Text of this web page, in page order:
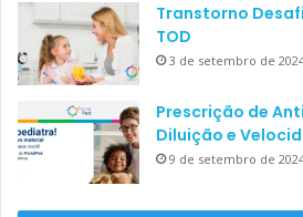
Transtorno
TOD
3 de setembro de
Prescrição de
Diluição e
9 de setembro de